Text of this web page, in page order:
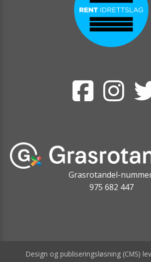
Grasrotandel-
975 682 447
Design og publiseringsløsning (CMS)